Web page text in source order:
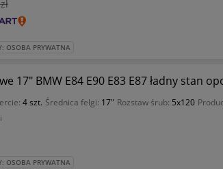
OSOBA PRYWATNA
17" BMW E84 E90 E83 E87 ładny stan
4 szt. Średnica felgi: 17" Rozstaw śrub: 5x120
OSOBA PRYWATNA